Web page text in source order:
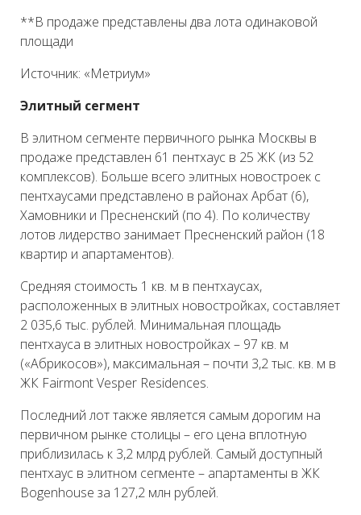
**В продаже представлены два лота одинаковой
площади
Источник: «Метриум»
Элитный сегмент
В элитном сегменте первичного рынка Москвы в
продаже представлен 61 пентхаус в 25 ЖК (из 52
комплексов). Больше всего элитных новостроек с
пентхаусами представлено в районах Арбат (6),
Хамовники и Пресненский (по 4). По количеству
лотов лидерство занимает Пресненский район (18
квартир и апартаментов).
Средняя стоимость 1 кв. м в пентхаусах,
расположенных в элитных новостройках, составляет
2 035,6 тыс. рублей. Минимальная площадь
пентхауса в элитных новостройках – 97 кв. м
(«Абрикосов»), максимальная – почти 3,2 тыс. кв. м в
ЖК Fairmont Vesper Residences.
Последний лот также является самым дорогим на
первичном рынке столицы – его цена вплотную
приблизилась к 3,2 млрд рублей. Самый доступный
пентхаус в элитном сегменте – апартаменты в ЖК
Bogenhouse за 127,2 млн рублей.